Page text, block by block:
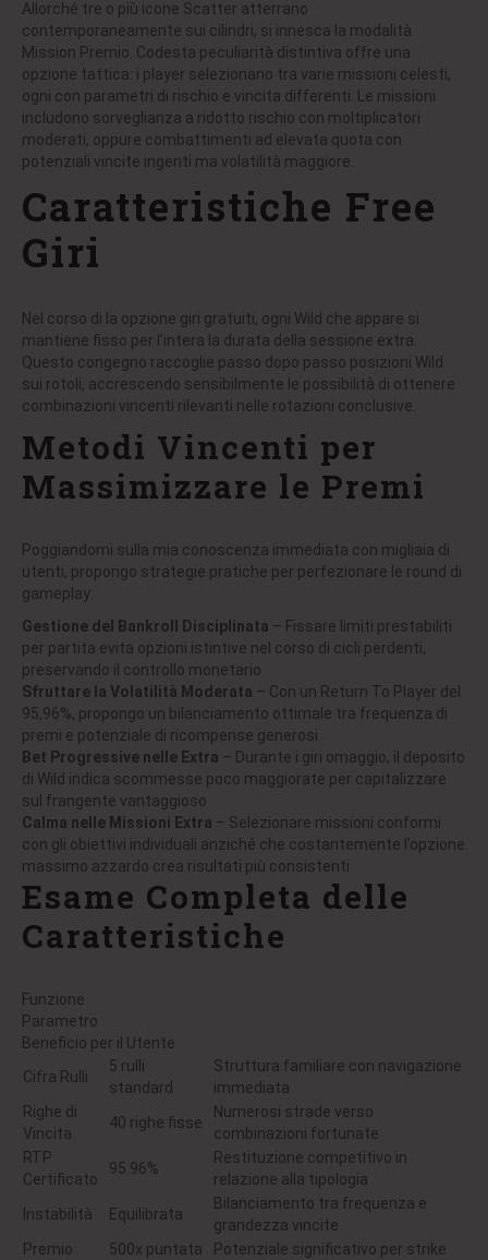
Allorché tre o più icone Scatter atterrano
contemporaneamente sui cilindri, si innesca la modalità
Mission Premio. Codesta peculiarità distintiva offre una
opzione tattica: i player selezionano tra varie missioni celesti,
ogni con parametri di rischio e vincita differenti. Le missioni
includono sorveglianza a ridotto rischio con moltiplicatori
moderati, oppure combattimenti ad elevata quota con
potenziali vincite ingenti ma volatilità maggiore.
Caratteristiche Free
Giri
Nel corso di la opzione giri gratuiti, ogni Wild che appare si
mantiene fisso per l’intera la durata della sessione extra.
Questo congegno raccoglie passo dopo passo posizioni Wild
sui rotoli, accrescendo sensibilmente le possibilità di ottenere
combinazioni vincenti rilevanti nelle rotazioni conclusive.
Metodi Vincenti per
Massimizzare le Premi
Poggiandomi sulla mia conoscenza immediata con migliaia di
utenti, propongo strategie pratiche per perfezionare le round di
gameplay:
Gestione del Bankroll Disciplinata – Fissare limiti prestabiliti
per partita evita opzioni istintive nel corso di cicli perdenti,
preservando il controllo monetario
Sfruttare la Volatilità Moderata – Con un Return To Player del
95,96%, propongo un bilanciamento ottimale tra frequenza di
premi e potenziale di ricompense generosi
Bet Progressive nelle Extra – Durante i giri omaggio, il deposito
di Wild indica scommesse poco maggiorate per capitalizzare
sul frangente vantaggioso
Calma nelle Missioni Extra – Selezionare missioni conformi
con gli obiettivi individuali anziché che costantemente l’opzione
massimo azzardo crea risultati più consistenti
Esame Completa delle
Caratteristiche
Funzione
Parametro
Beneficio per il Utente
Cifra Rulli
5 rulli
standard
Struttura familiare con navigazione
immediata
Righe di
Vincita
40 righe fisse
Numerosi strade verso
combinazioni fortunate
RTP
Certificato
95.96%
Restituzione competitivo in
relazione alla tipologia
Instabilità
Equilibrata
Bilanciamento tra frequenza e
grandezza vincite
Premio
500x puntata
Potenziale significativo per strike